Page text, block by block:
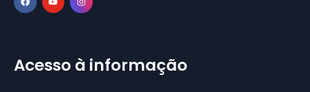
Acesso à informação